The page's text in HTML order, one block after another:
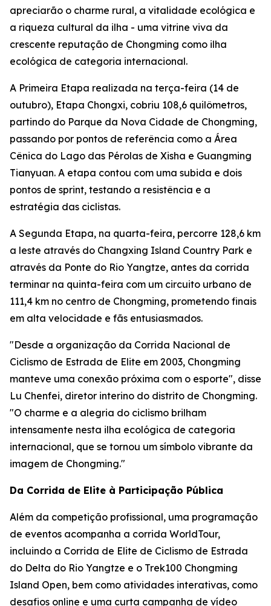
apreciarão o charme rural, a vitalidade ecológica e
a riqueza cultural da ilha - uma vitrine viva da
crescente reputação de Chongming como ilha
ecológica de categoria internacional.
A Primeira Etapa realizada na terça-feira (14 de
outubro), Etapa Chongxi, cobriu 108,6 quilômetros,
partindo do Parque da Nova Cidade de Chongming,
passando por pontos de referência como a Área
Cênica do Lago das Pérolas de Xisha e Guangming
Tianyuan. A etapa contou com uma subida e dois
pontos de sprint, testando a resistência e a
estratégia das ciclistas.
A Segunda Etapa, na quarta-feira, percorre 128,6 km
a leste através do Changxing Island Country Park e
através da Ponte do Rio Yangtze, antes da corrida
terminar na quinta-feira com um circuito urbano de
111,4 km no centro de Chongming, prometendo finais
em alta velocidade e fãs entusiasmados.
"Desde a organização da Corrida Nacional de
Ciclismo de Estrada de Elite em 2003, Chongming
manteve uma conexão próxima com o esporte", disse
Lu Chenfei, diretor interino do distrito de Chongming.
"O charme e a alegria do ciclismo brilham
intensamente nesta ilha ecológica de categoria
internacional, que se tornou um símbolo vibrante da
imagem de Chongming."
Da Corrida de Elite à Participação Pública
Além da competição profissional, uma programação
de eventos acompanha a corrida WorldTour,
incluindo a Corrida de Elite de Ciclismo de Estrada
do Delta do Rio Yangtze e o Trek100 Chongming
Island Open, bem como atividades interativas, como
desafios online e uma curta campanha de vídeo